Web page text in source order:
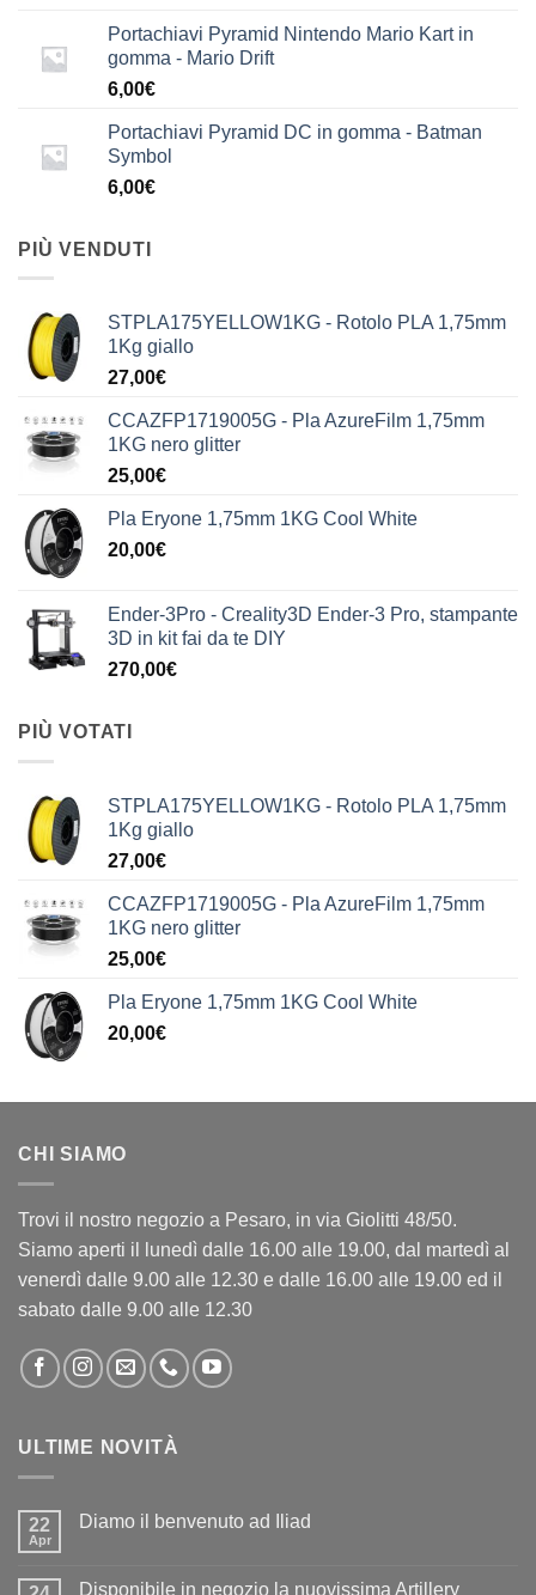
Portachiavi Pyramid Nintendo Mario Kart in
gomma - Mario Drift
6,00€
Portachiavi Pyramid DC in gomma - Batman
Symbol
6,00€
PIÙ VENDUTI
STPLA175YELLOW1KG - Rotolo PLA 1,75mm
1Kg giallo
27,00€
CCAZFP1719005G - Pla AzureFilm 1,75mm
1KG nero glitter
25,00€
Pla Eryone 1,75mm 1KG Cool White
20,00€
Ender-3Pro - Creality3D Ender-3 Pro, stampante
3D in kit fai da te DIY
270,00€
PIÙ VOTATI
STPLA175YELLOW1KG - Rotolo PLA 1,75mm
1Kg giallo
27,00€
CCAZFP1719005G - Pla AzureFilm 1,75mm
1KG nero glitter
25,00€
Pla Eryone 1,75mm 1KG Cool White
20,00€
CHI SIAMO
Trovi il nostro negozio a Pesaro, in via Giolitti 48/50.
Siamo aperti il lunedì dalle 16.00 alle 19.00, dal martedì al
venerdì dalle 9.00 alle 12.30 e dalle 16.00 alle 19.00 ed il
sabato dalle 9.00 alle 12.30
ULTIME NOVITÀ
22
Apr
Diamo il benvenuto ad Iliad
Diamo
Disponibile in negozio la nuovissima Artillery